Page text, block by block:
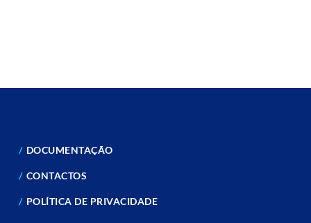
DOCUMENTAÇÃO
CONTACTOS
POLÍTICA DE PRIVACIDADE